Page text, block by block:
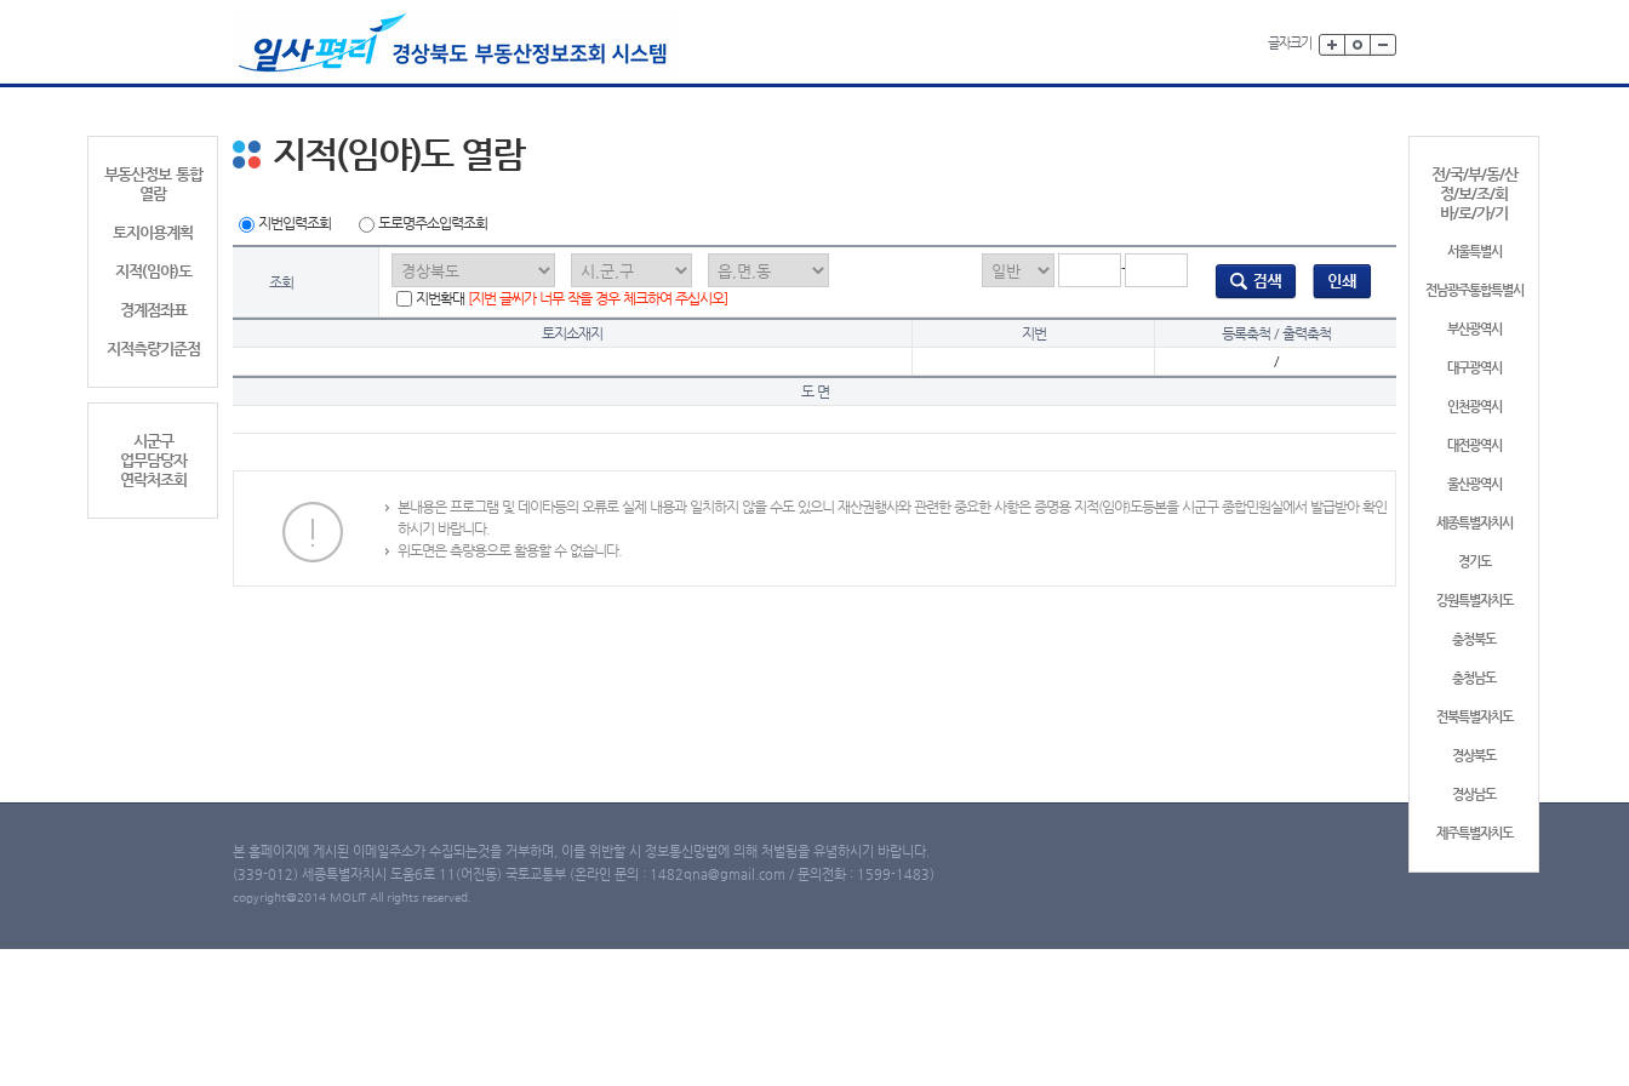
글자크기
부동산정보 통합
열람
토지이용계획
지적(임야)도
경계점좌표
지적측량기준점
시군구
업무담당자
연락처조회
전/국/부/동/산
정/보/조/회
바/로/가/기
서울특별시
전남광주통합특별시
부산광역시
대구광역시
인천광역시
대전광역시
울산광역시
세종특별자치시
경기도
강원특별자치도
충청북도
충청남도
전북특별자치도
경상북도
경상남도
제주특별자치도
지적(임야)도 열람
지번입력조회 도로명주소입력조회
조회
-
지번확대 [지번 글씨가 너무 작을 경우 체크하여 주십시오]
토지소재지 지번
등록축척 / 출력축척
/
도 면
본내용은 프로그램 및 데이타등의 오류로 실제 내용과 일치하지 않을 수도 있으니 재산권행사와 관련한 중요한 사항은 증명용 지적(임야)도등본을 시군구 종합민원실에서 발급받아 확인
하시기 바랍니다.
위도면은 측량용으로 활용할 수 없습니다.
본 홈페이지에 게시된 이메일주소가 수집되는것을 거부하며, 이를 위반할 시 정보통신망법에 의해 처벌됨을 유념하시기 바랍니다.
(339-012) 세종특별자치시 도움6로 11(어진동) 국토교통부 (온라인 문의 : 1482qna@gmail.com / 문의전화 : 1599-1483)
copyright@2014 MOLIT All rights reserved.